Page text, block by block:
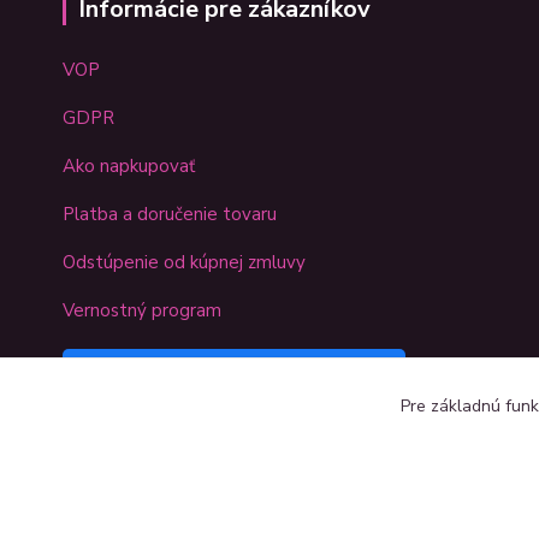
Informácie pre zákazníkov
VOP
GDPR
Ako napkupovať
Platba a doručenie tovaru
Odstúpenie od kúpnej zmluvy
Vernostný program
Pre základnú